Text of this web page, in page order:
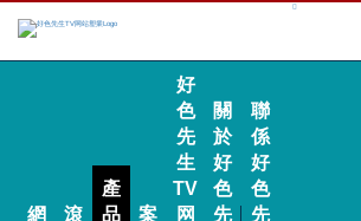
網
滾
產
品
案
好
色
先
生
TV
网
關
於
好
色
先
聯
係
好
色
先